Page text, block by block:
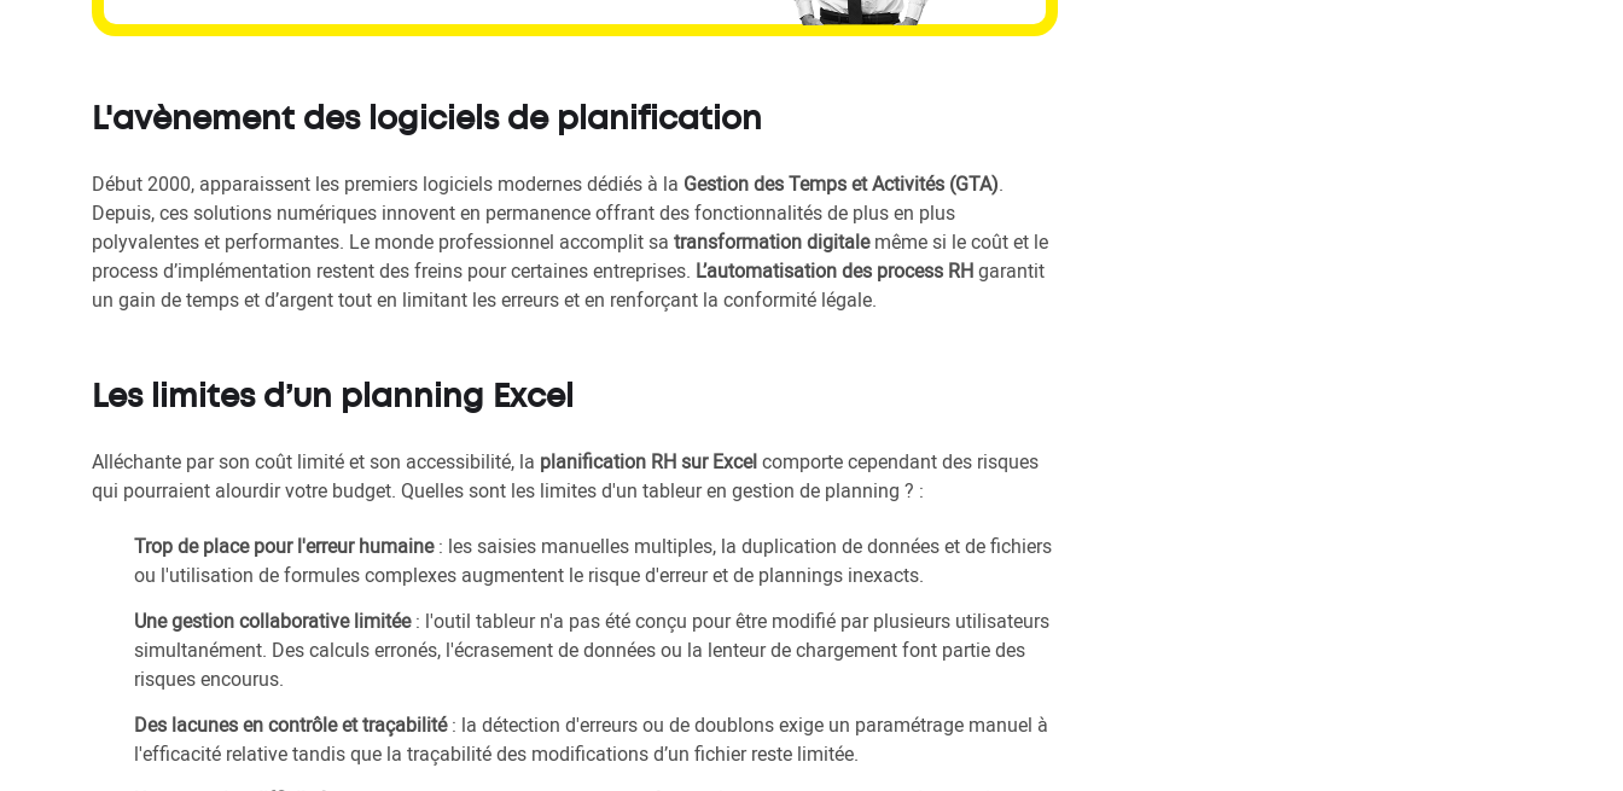
L'avènement des logiciels de planification
Début 2000, apparaissent les premiers logiciels modernes dédiés à la Gestion des Temps et Activités (GTA).
Depuis, ces solutions numériques innovent en permanence offrant des fonctionnalités de plus en plus
polyvalentes et performantes. Le monde professionnel accomplit sa transformation digitalemême si le coût et le
process d’implémentation restent des freins pour certaines entreprises. L’automatisation des process RHgarantit
un gain de temps et d’argent tout en limitant les erreurs et en renforçant la conformité légale.
Les limites d’un planning Excel
Alléchante par son coût limité et son accessibilité, la planification RH sur Excelcomporte cependant des risques
qui pourraient alourdir votre budget. Quelles sont les limites d'un tableur en gestion de planning ? :
Trop de place pour l'erreur humaine: les saisies manuelles multiples, la duplication de données et de fichiers
ou l'utilisation de formules complexes augmentent le risque d'erreur et de plannings inexacts.
Une gestion collaborative limitée: l'outil tableur n'a pas été conçu pour être modifié par plusieurs utilisateurs
simultanément. Des calculs erronés, l'écrasement de données ou la lenteur de chargement font partie des
risques encourus.
Des lacunes en contrôle et traçabilité: la détection d'erreurs ou de doublons exige un paramétrage manuel à
l'efficacité relative tandis que la traçabilité des modifications d’un fichier reste limitée.